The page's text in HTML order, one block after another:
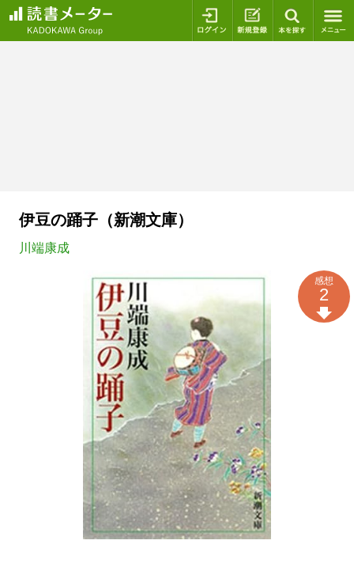
ログイン 新規登録
伊豆の踊子（新潮文庫）
川端康成
感想
2